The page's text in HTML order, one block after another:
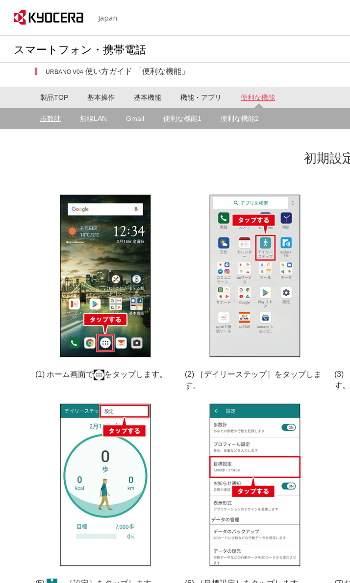
Japan
スマートフォン・携帯電話
URBANO V04 使い方ガイド 「便利な機能」
製品TOP 基本操作 基本機能 機能・アプリ 便利な機能
歩数計 無線LAN Gmail 便利な機能1 便利な機能2
初期設
(1) ホーム画面で をタップします。
(2) ［デイリーステップ］をタップしま
す。
(3)
す。